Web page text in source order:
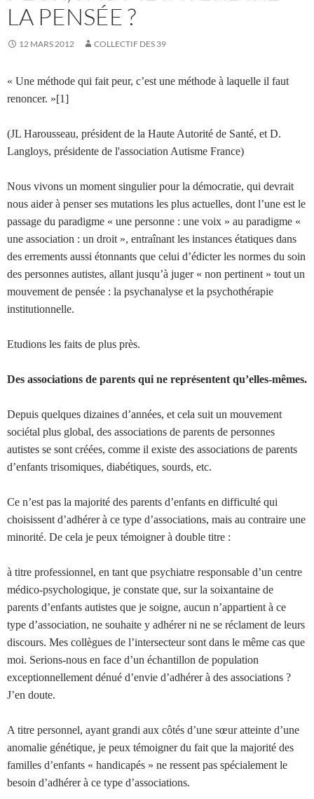
LA PENSÉE ?
12 MARS 2012 COLLECTIF DES 39
« Une méthode qui fait peur, c’est une méthode à laquelle il faut
renoncer. »[1]
(JL Harousseau, président de la Haute Autorité de Santé, et D.
Langloys, présidente de l'association Autisme France)
Nous vivons un moment singulier pour la démocratie, qui devrait
nous aider à penser ses mutations les plus actuelles, dont l’une est le
passage du paradigme « une personne : une voix » au paradigme «
une association : un droit », entraînant les instances étatiques dans
des errements aussi étonnants que celui d’édicter les normes du soin
des personnes autistes, allant jusqu’à juger « non pertinent » tout un
mouvement de pensée : la psychanalyse et la psychothérapie
institutionnelle.
Etudions les faits de plus près.
Des associations de parents qui ne représentent qu’elles-mêmes.
Depuis quelques dizaines d’années, et cela suit un mouvement
sociétal plus global, des associations de parents de personnes
autistes se sont créées, comme il existe des associations de parents
d’enfants trisomiques, diabétiques, sourds, etc.
Ce n’est pas la majorité des parents d’enfants en difficulté qui
choisissent d’adhérer à ce type d’associations, mais au contraire une
minorité. De cela je peux témoigner à double titre :
à titre professionnel, en tant que psychiatre responsable d’un centre
médico-psychologique, je constate que, sur la soixantaine de
parents d’enfants autistes que je soigne, aucun n’appartient à ce
type d’association, ne souhaite y adhérer ni ne se réclament de leurs
discours. Mes collègues de l’intersecteur sont dans le même cas que
moi. Serions-nous en face d’un échantillon de population
exceptionnellement dénué d’envie d’adhérer à des associations ?
J’en doute.
A titre personnel, ayant grandi aux côtés d’une sœur atteinte d’une
anomalie génétique, je peux témoigner du fait que la majorité des
familles d’enfants « handicapés » ne ressent pas spécialement le
besoin d’adhérer à ce type d’associations.